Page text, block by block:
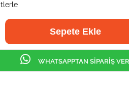
WHATSAPPTAN SİPARİŞ VER